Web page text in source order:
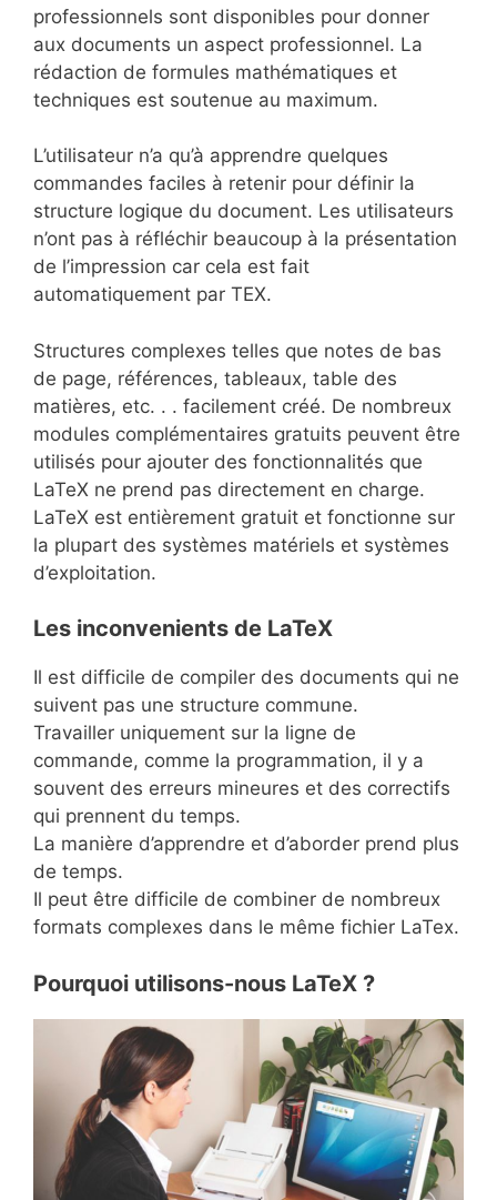
professionnels sont disponibles pour donner
aux documents un aspect professionnel. La
rédaction de formules mathématiques et
techniques est soutenue au maximum.
L’utilisateur n’a qu’à apprendre quelques
commandes faciles à retenir pour définir la
structure logique du document. Les utilisateurs
n’ont pas à réfléchir beaucoup à la présentation
de l’impression car cela est fait
automatiquement par TEX.
Structures complexes telles que notes de bas
de page, références, tableaux, table des
matières, etc. . . facilement créé. De nombreux
modules complémentaires gratuits peuvent être
utilisés pour ajouter des fonctionnalités que
LaTeX ne prend pas directement en charge.
LaTeX est entièrement gratuit et fonctionne sur
la plupart des systèmes matériels et systèmes
d’exploitation.
Les inconvenients de LaTeX
Il est difficile de compiler des documents qui ne
suivent pas une structure commune.
Travailler uniquement sur la ligne de
commande, comme la programmation, il y a
souvent des erreurs mineures et des correctifs
qui prennent du temps.
La manière d’apprendre et d’aborder prend plus
de temps.
Il peut être difficile de combiner de nombreux
formats complexes dans le même fichier LaTex.
Pourquoi utilisons-nous LaTeX ?